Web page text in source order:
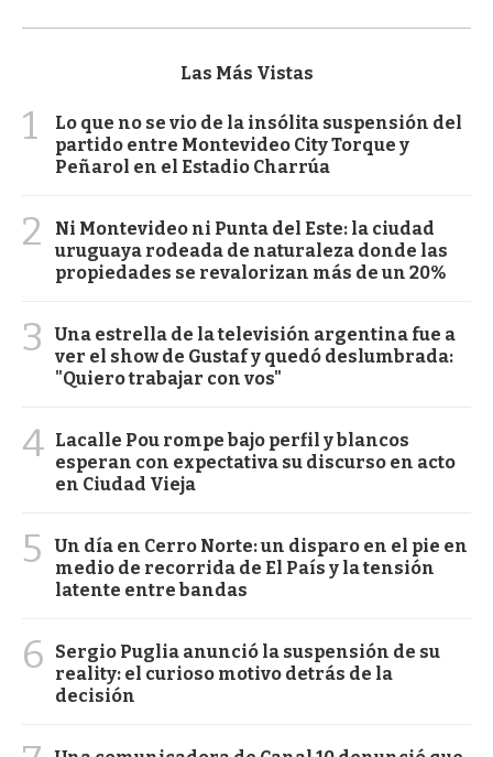
Las Más Vistas
1
Lo que no se vio de la insólita suspensión del
partido entre Montevideo City Torque y
Peñarol en el Estadio Charrúa
2
Ni Montevideo ni Punta del Este: la ciudad
uruguaya rodeada de naturaleza donde las
propiedades se revalorizan más de un 20%
3
Una estrella de la televisión argentina fue a
ver el show de Gustaf y quedó deslumbrada:
"Quiero trabajar con vos"
4 Lacalle Pou rompe bajo perfil y blancos
esperan con expectativa su discurso en acto
en Ciudad Vieja
5
Un día en Cerro Norte: un disparo en el pie en
medio de recorrida de El País y la tensión
latente entre bandas
6
Sergio Puglia anunció la suspensión de su
reality: el curioso motivo detrás de la
decisión